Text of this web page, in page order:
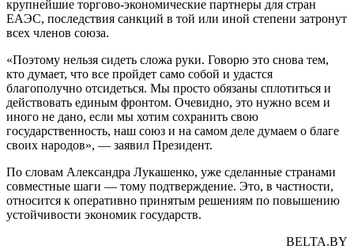
крупнейшие торгово-экономические партнеры для стран
ЕАЭС, последствия санкций в той или иной степени затронут
всех членов союза.
«Поэтому нельзя сидеть сложа руки. Говорю это снова тем,
кто думает, что все пройдет само собой и удастся
благополучно отсидеться. Мы просто обязаны сплотиться и
действовать единым фронтом. Очевидно, это нужно всем и
иного не дано, если мы хотим сохранить свою
государственность, наш союз и на самом деле думаем о благе
своих народов», — заявил Президент.
По словам Александра Лукашенко, уже сделанные странами
совместные шаги — тому подтверждение. Это, в частности,
относится к оперативно принятым решениям по повышению
устойчивости экономик государств.
BELTA.BY